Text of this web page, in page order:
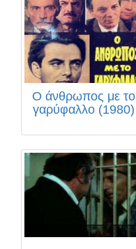
Ο άνθρωπος με το
γαρύφαλλο (1980)